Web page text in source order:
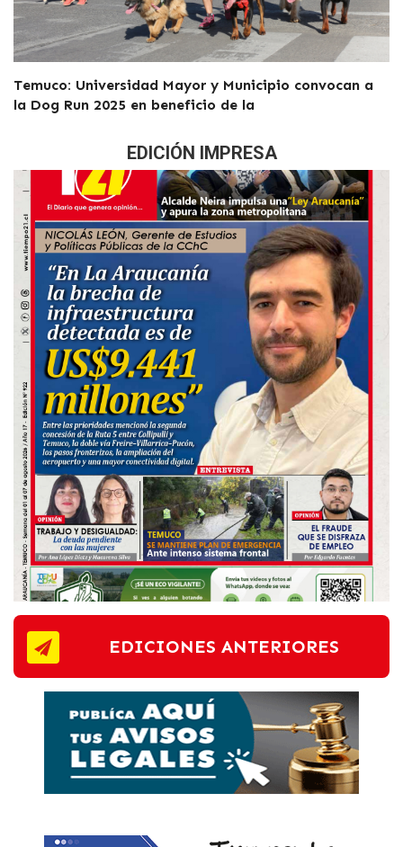
Temuco: Universidad Mayor y Municipio convocan a
la Dog Run 2025 en beneficio de la
EDICIÓN IMPRESA
EDICIONES ANTERIORES